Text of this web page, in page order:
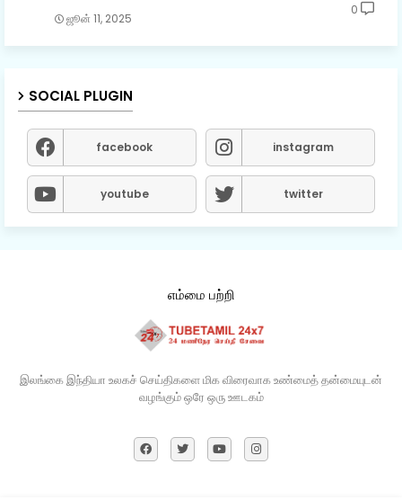
ஜூன் 11, 2025
0
SOCIAL PLUGIN
facebook instagram
youtube twitter
எம்மை பற்றி
இலங்கை இந்தியா உலகச் செய்திகளை மிக விரைவாக உண்மைத் தன்மையுடன்
வழங்கும் ஒரே ஒரு ஊடகம்​